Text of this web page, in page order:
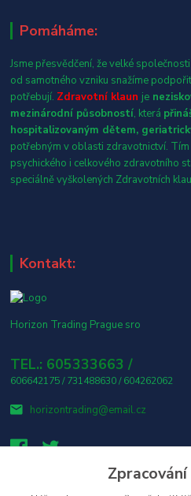
Pomáháme:
Jsme přesvědčení, že velké
od samotného vzniku snažíme
potřebují. Zdravotní klaun je
mezinárodní působností, která
hospitalizovaným dětem,
potřebným v oblasti zdravotnictví.
psychického i celkového zdravotního
speciálně vyškolených Zdravotních
Kontakt:
Horizon Trading Prague sro
TEL.: 605333663 /
606642175 / 731488630 / 604262062
horizontrading@email.cz